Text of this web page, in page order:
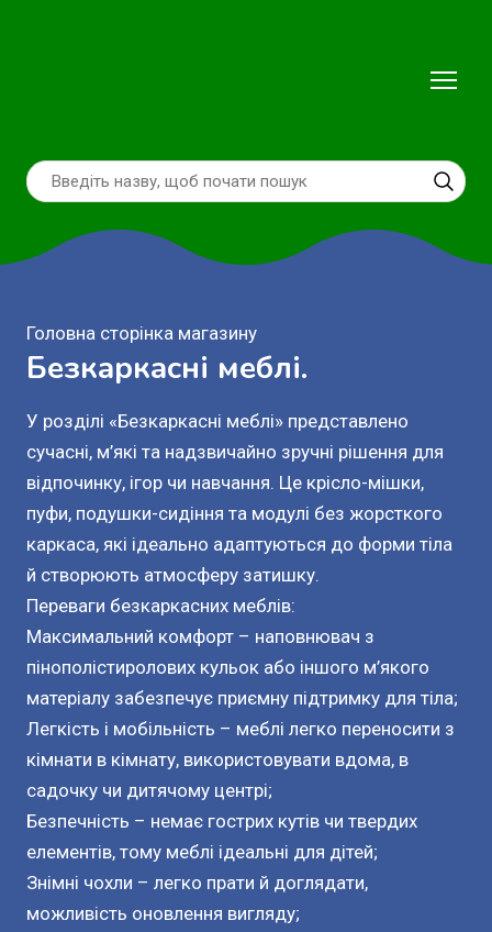
Головна сторінка магазину
Безкаркасні меблі.
У розділі «Безкаркасні меблі» представлено
сучасні, м’які та надзвичайно зручні рішення для
відпочинку, ігор чи навчання. Це крісло-мішки,
пуфи, подушки-сидіння та модулі без жорсткого
каркаса, які ідеально адаптуються до форми тіла
й створюють атмосферу затишку.
Переваги безкаркасних меблів:
Максимальний комфорт – наповнювач з
пінополістиролових кульок або іншого м’якого
матеріалу забезпечує приємну підтримку для тіла;
Легкість і мобільність – меблі легко переносити з
кімнати в кімнату, використовувати вдома, в
садочку чи дитячому центрі;
Безпечність – немає гострих кутів чи твердих
елементів, тому меблі ідеальні для дітей;
Знімні чохли – легко прати й доглядати,
можливість оновлення вигляду;